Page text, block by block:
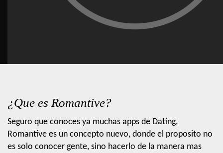
¿Que es Romantive?
Seguro que conoces ya muchas apps de Dating,
Romantive es un concepto nuevo, donde el proposito no
es solo conocer gente, sino hacerlo de la manera mas